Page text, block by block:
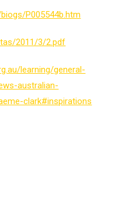
P005544b.htm
2011/3/2.pdf
learning/general-
australian-
clark#inspirations